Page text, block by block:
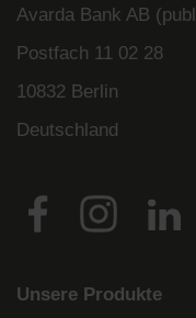
Avarda Bank AB (publ
Postfach 11 02 28
10832 Berlin
Deutschland
Unsere Produkte